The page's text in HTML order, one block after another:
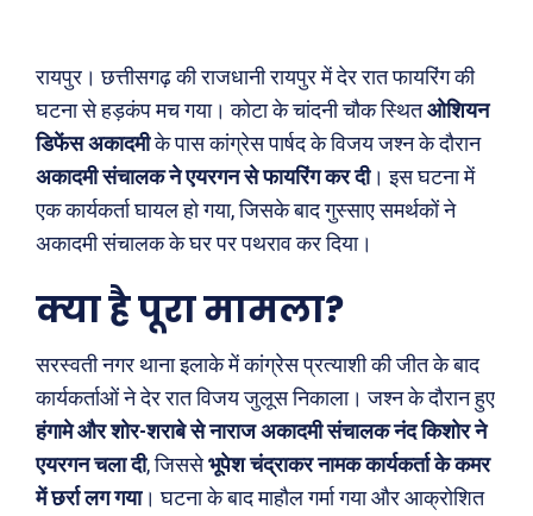
रायपुर। छत्तीसगढ़ की राजधानी रायपुर में देर रात फायरिंग की
घटना से हड़कंप मच गया। कोटा के चांदनी चौक स्थितओशियन
डिफेंस अकादमीके पास कांग्रेस पार्षद के विजय जश्न के दौरान
अकादमी संचालक ने एयरगन से फायरिंग कर दी। इस घटना में
एक कार्यकर्ता घायल हो गया, जिसके बाद गुस्साए समर्थकों ने
अकादमी संचालक के घर पर पथराव कर दिया।
क्या है पूरा मामला?
सरस्वती नगर थाना इलाके में कांग्रेस प्रत्याशी की जीत के बाद
कार्यकर्ताओं ने देर रात विजय जुलूस निकाला। जश्न के दौरान हुए
हंगामे और शोर-शराबे से नाराज अकादमी संचालक नंद किशोर ने
एयरगन चला दी, जिससेभूपेश चंद्राकर नामक कार्यकर्ता के कमर
में छर्रा लग गया। घटना के बाद माहौल गर्मा गया और आक्रोशित